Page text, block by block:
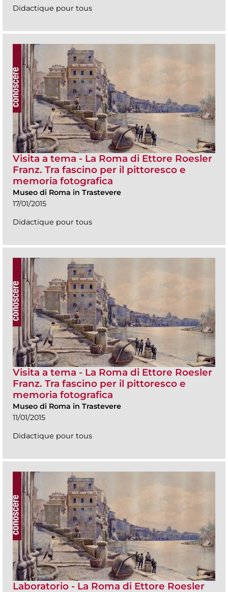
Didactique pour tous
Visita a tema - La Roma di Ettore Roesler
Franz. Tra fascino per il pittoresco e
memoria fotografica
Museo di Roma in Trastevere
17/01/2015
Didactique pour tous
Visita a tema - La Roma di Ettore Roesler
Franz. Tra fascino per il pittoresco e
memoria fotografica
Museo di Roma in Trastevere
11/01/2015
Didactique pour tous
Laboratorio - La Roma di Ettore Roesler